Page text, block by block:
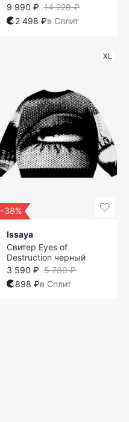
14 220 ₽
9 990 ₽
2 498 ₽в Сплит
XL
-38%
Issaya
Свитер Eyes of
Destruction черный
5 780 ₽
3 590 ₽
898 ₽в Сплит